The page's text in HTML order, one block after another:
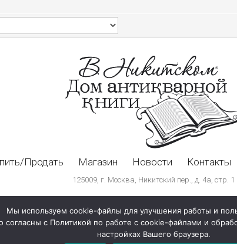
Продать Магазин Новости Контакты
125009, г. Москва, Никитский пер., д. 4а, стр. 1
Мы используем cookie-файлы для улучшения работы и
согласны с Политикой по работе с cookie-файлами и
настройках Вашего браузера.